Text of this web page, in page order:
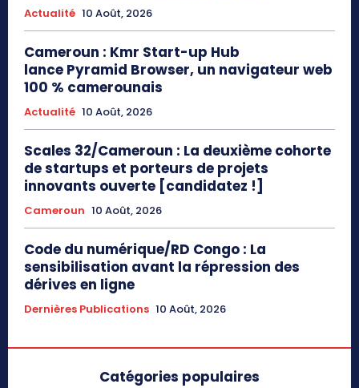
Actualité 10 Août, 2026
Cameroun : Kmr Start-up Hub
lance Pyramid Browser, un navigateur web
100 % camerounais
Actualité 10 Août, 2026
Scales 32/Cameroun : La deuxième cohorte
de startups et porteurs de projets
innovants ouverte [candidatez !]
Cameroun 10 Août, 2026
Code du numérique/RD Congo : La
sensibilisation avant la répression des
dérives en ligne
Dernières Publications 10 Août, 2026
Catégories populaires